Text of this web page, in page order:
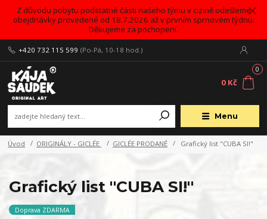
Z důvodu pobytu podstatné části našeho týmu v cizině odešleme
obejdnávky provedené od 18.7.2026 až v prvním sprnovém týdnu.
Děkujeme za pochopení.
Menu
+420 732 115 599 (Po-Pá, 10-18 hod.)
0
0 Kč
Úvod ORIGINÁLY - GICLÉE GICLÉE PRODANÉ Grafický list "CUBA SI!"
Grafický list "CUBA SI!"
Doprava ZDARMA